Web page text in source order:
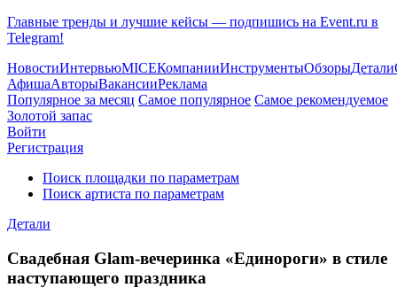
Главные тренды и лучшие кейсы — подпишись на Event.ru в
Telegram!
НовостиИнтервьюMICEКомпанииИнструментыОбзорыДетали
АфишаАвторыВакансииРеклама
Популярное за месяц Самое популярное Самое рекомендуемое
Золотой запас
Войти
Регистрация
Поиск площадки по параметрам
Поиск артиста по параметрам
Детали
Свадебная Glam-вечеринка «Единороги» в стиле
наступающего праздника